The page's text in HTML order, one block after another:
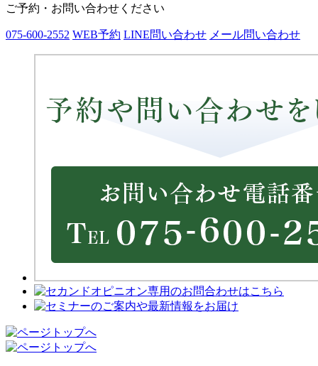
ご予約・お問い合わせください
075-600-2552 WEB予約 LINE問い合わせ メール問い合わせ